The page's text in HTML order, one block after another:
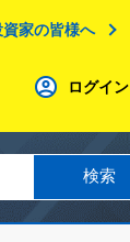
資家の皆様へ
ログイン
検索